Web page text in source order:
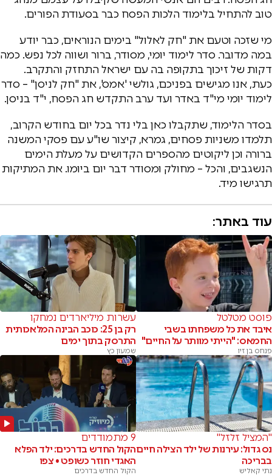
טוב להתחיל בלימוד הלכות הפסח כבר בסעודת הפורים.
מי שזכה וטעם את "חק לאלול" בימים הנוראים, כבר יודע
במה מדובר. סדר לימוד יומי, מסודר, ברור ושווה לכל נפש. כמה
דקות של זיכוך בתקופה בה עם ישראל התחזק והתקרב.
כעת, אנו מגישים בפניכם, גולשי 'אמס', את "חק לניסן" – סדר
לימוד יומי מי"ד באדר ועד ערב התקדש חג הפסח, י"ד בניסן.
בסדר הלימוד, שתקבלו כאן בלי נדר בכל יום בחודש הקרוב,
תלמדו משניות פסחים, גמרא, קיצור שו"ע עם פסקי המשנה
ברורה וכן ליקוטים מהספרים הקדושים על מעלת הימים
הנשגבים, והכל – מחולק ומסודר דבר יום ביומו. את המתיקות
תרגישו מיד.
עוד באתר:
פוסט מטלטל
איבד את כל משפחתו בשבי
החמאס: "הייתי מוותר על החיים"
פנחס בן זיו
עשרות מיליארדים נמחקו
רק בן 25: כוכב הבינה המלאכותית
התרסק בתוך ימים
שמעון כץ
"המציל זלזל"
נס גדול: עירנות של ילד הצילה חיים
בבריכה
נתי קאליש
9 מתמודדים
הקול החדש בדרכים: ילד הפלא
האגדי חוזר כשופט • צפו
הקול החדש בדרכים